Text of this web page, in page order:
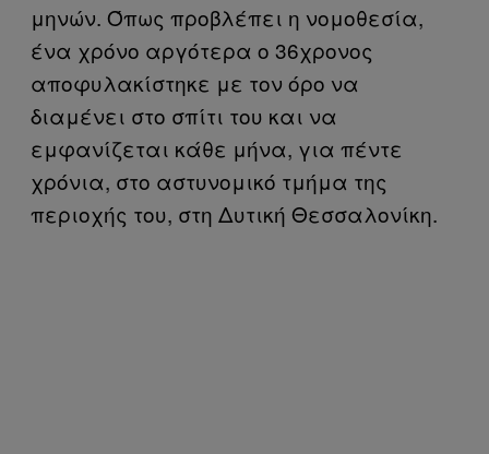
μηνών. Όπως προβλέπει η νομοθεσία,
ένα χρόνο αργότερα ο 36χρονος
αποφυλακίστηκε με τον όρο να
διαμένει στο σπίτι του και να
εμφανίζεται κάθε μήνα, για πέντε
χρόνια, στο αστυνομικό τμήμα της
περιοχής του, στη Δυτική Θεσσαλονίκη.